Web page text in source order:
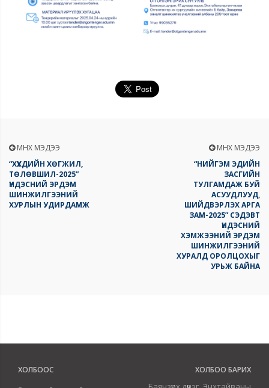
ӨМНӨХ МЭДЭЭ
“ХҮҮХДИЙН ХӨГЖИЛ,
ТӨЛӨВШИЛ-2025”
ҮНДЭСНИЙ ЭРДЭМ
ШИНЖИЛГЭЭНИЙ
ХУРЛЫН УДИРДАМЖ
ӨМНӨХ МЭДЭЭ
“НИЙГЭМ ЭДИЙН
ЗАСГИЙН
ТУЛГАМДАЖ БУЙ
АСУУДЛУУД,
ШИЙДВЭРЛЭХ АРГА
ЗАМ-2025” СЭДЭВТ
ҮНДЭСНИЙ
ХЭМЖЭЭНИЙ ЭРДЭМ
ШИНЖИЛГЭЭНИЙ
ХУРАЛД ОРОЛЦОХЫГ
УРЬЖ БАЙНА
ХОЛБООС ХОЛБОО БАРИХ